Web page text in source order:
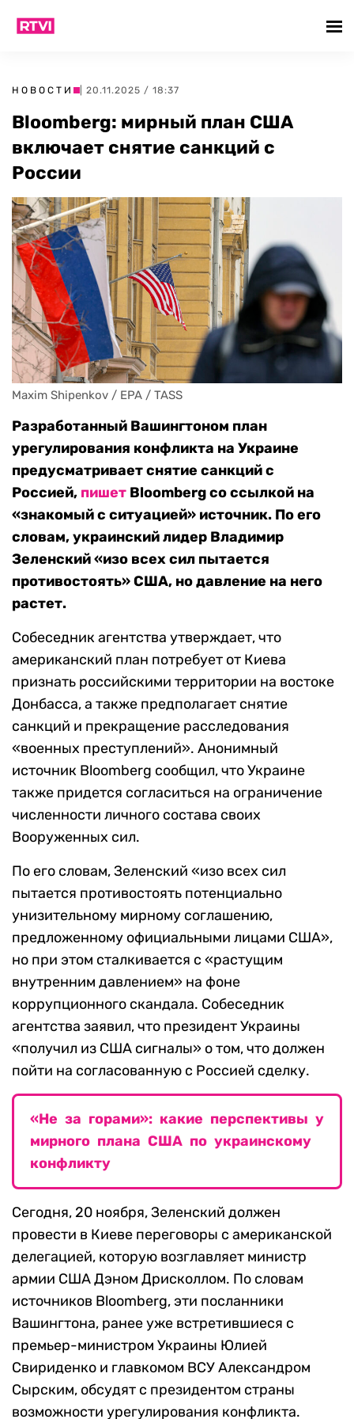
НОВОСТИ | 20.11.2025 / 18:37
Bloomberg: мирный план США
включает снятие санкций с
России
Maxim Shipenkov / EPA / TASS
Разработанный Вашингтоном план
урегулирования конфликта на Украине
предусматривает снятие санкций с
Россией, пишет Bloomberg со ссылкой на
«знакомый с ситуацией» источник. По его
словам, украинский лидер Владимир
Зеленский «изо всех сил пытается
противостоять» США, но давление на него
растет.
Собеседник агентства утверждает, что
американский план потребует от Киева
признать российскими территории на востоке
Донбасса, а также предполагает снятие
санкций и прекращение расследования
«военных преступлений». Анонимный
источник Bloomberg сообщил, что Украине
также придется согласиться на ограничение
численности личного состава своих
Вооруженных сил.
По его словам, Зеленский «изо всех сил
пытается противостоять потенциально
унизительному мирному соглашению,
предложенному официальными лицами США»,
но при этом сталкивается с «растущим
внутренним давлением» на фоне
коррупционного скандала. Собеседник
агентства заявил, что президент Украины
«получил из США сигналы» о том, что должен
пойти на согласованную с Россией сделку.
«Не за горами»: какие перспективы у
мирного плана США по украинскому
конфликту
Сегодня, 20 ноября, Зеленский должен
провести в Киеве переговоры с американской
делегацией, которую возглавляет министр
армии США Дэном Дрисколлом. По словам
источников Bloomberg, эти посланники
Вашингтона, ранее уже встретившиеся с
премьер-министром Украины Юлией
Свириденко и главкомом ВСУ Александром
Сырским, обсудят с президентом страны
возможности урегулирования конфликта.